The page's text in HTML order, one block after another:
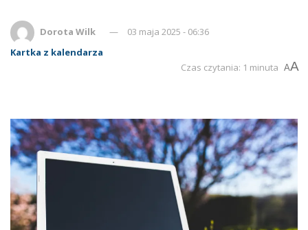
Dorota Wilk
03 maja 2025 - 06:36
Kartka z kalendarza
Czas czytania: 1 minuta AA